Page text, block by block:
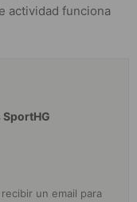
actividad funciona
un email para